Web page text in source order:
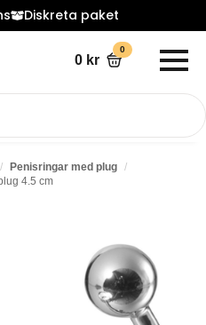
Diskreta paket
0 kr
0
Penisringar med plug
4.5 cm